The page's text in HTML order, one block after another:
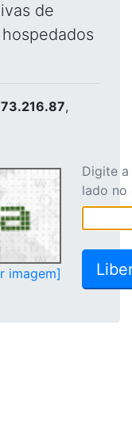
de
,
imagem]
Digite
lado no